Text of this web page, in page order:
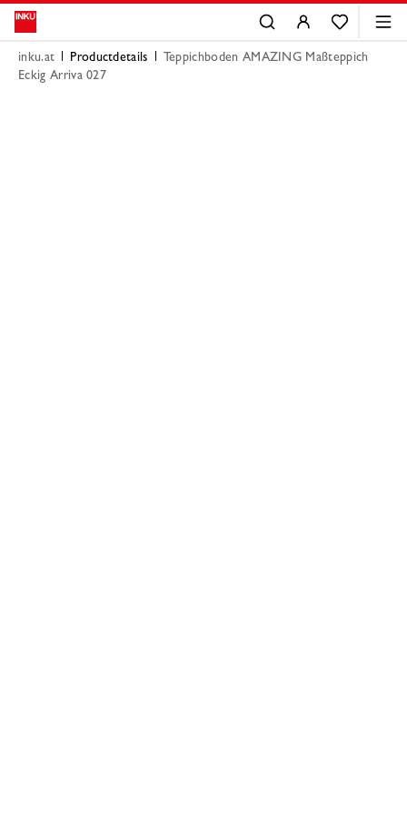
inku.at Productdetails
Teppichboden AMAZING Maßteppich
Eckig Arriva 027